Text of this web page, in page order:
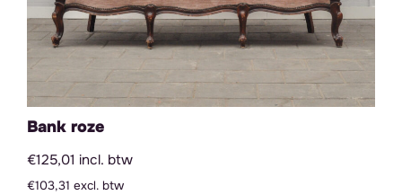
Bank roze
€125,01 incl. btw
€103,31 excl. btw